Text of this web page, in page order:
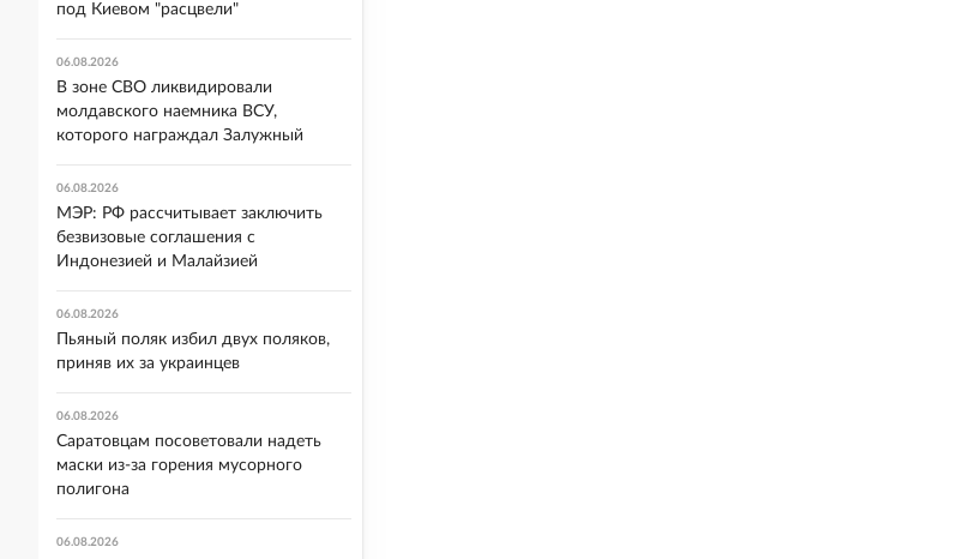
под Киевом "расцвели"
06.08.2026
В зоне СВО ликвидировали
молдавского наемника ВСУ,
которого награждал Залужный
06.08.2026
МЭР: РФ рассчитывает заключить
безвизовые соглашения с
Индонезией и Малайзией
06.08.2026
Пьяный поляк избил двух поляков,
приняв их за украинцев
06.08.2026
Саратовцам посоветовали надеть
маски из-за горения мусорного
полигона
06.08.2026